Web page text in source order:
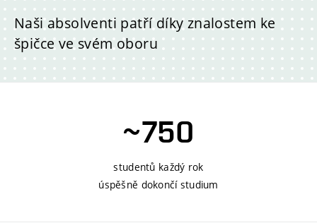
Naši absolventi patří díky znalostem ke
špičce ve svém oboru
~750
studentů každý rok
úspěšně dokončí studium